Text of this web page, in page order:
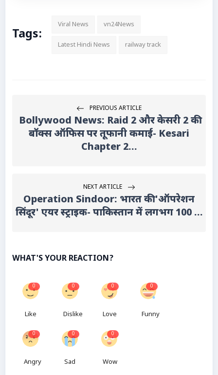
Tags:
Viral News vn24News
Latest Hindi News railway track
PREVIOUS ARTICLE
Bollywood News: Raid 2 और केसरी 2 की
बॉक्स ऑफिस पर तूफानी कमाई- Kesari
Chapter 2...
NEXT ARTICLE
Operation Sindoor: भारत की 'ऑपरेशन
सिंदूर' एयर स्ट्राइक- पाकिस्तान में लगभग 100 ...
WHAT'S YOUR REACTION?
0
Like
0
Dislike
0
Love
0
Funny
0
Angry
0
Sad
0
Wow